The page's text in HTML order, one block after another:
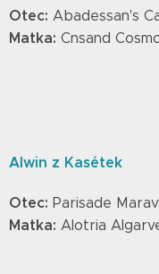
Otec: Abadessan's
Matka: Cnsand
Alwin z Kasétek
Otec: Parisade
Matka: Alotria